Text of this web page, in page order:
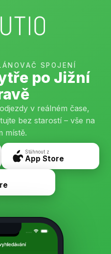
SPOJENÍ
po Jižní
v reálném čase,
bez starostí – vše na
místě.
Stáhnout z
App Store